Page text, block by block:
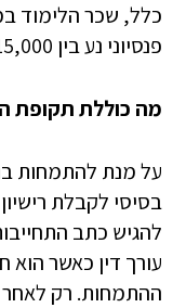
כלל, שכר הלימוד
פנסיוני נע בין 15,000 ל-20,000 בממוצע.
מה כוללת תקופת
על מנת להתמחות
בסיסי לקבלת
להגיש כתב
עורך דין כאשר הוא
ההתמחות. רק